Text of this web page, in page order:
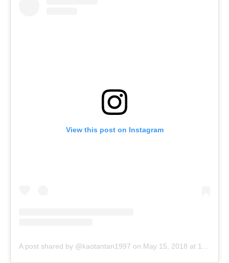
View this post on Instagram
A post shared by @kaotantan1997 on May 15, 2018 at 1:49am PDT